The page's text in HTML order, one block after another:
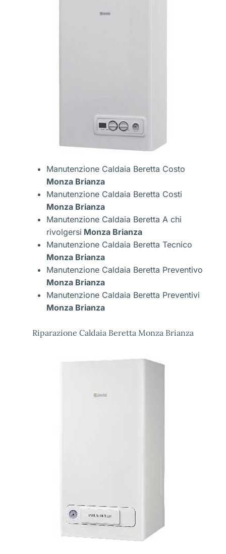
Manutenzione Caldaia Beretta Costo
Monza Brianza
Manutenzione Caldaia Beretta Costi
Monza Brianza
Manutenzione Caldaia Beretta A chi
rivolgersi Monza Brianza
Manutenzione Caldaia Beretta Tecnico
Monza Brianza
Manutenzione Caldaia Beretta Preventivo
Monza Brianza
Manutenzione Caldaia Beretta Preventivi
Monza Brianza
Riparazione Caldaia Beretta Monza Brianza